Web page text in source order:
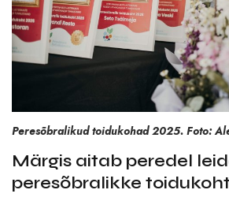
Peresõbralikud toidukohad 2025. Foto:
Märgis aitab peredel
peresõbralikke